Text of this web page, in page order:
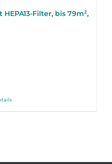
Filter, bis 79m²,